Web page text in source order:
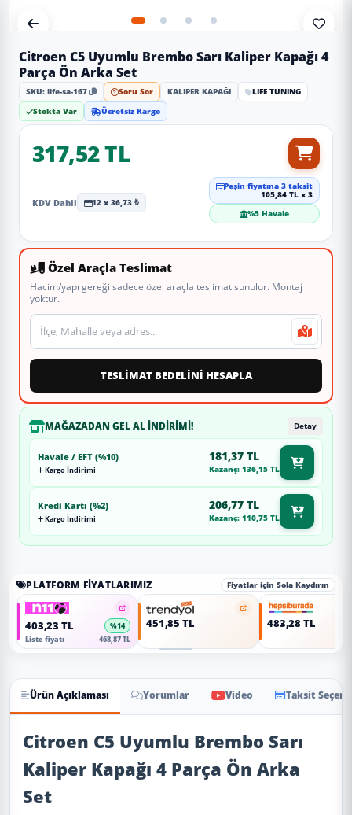
Citroen C5 Uyumlu Brembo Sarı Kaliper Kapağı 4
Parça Ön Arka Set
SKU: life-sa-167 Soru Sor KALIPER KAPAĞI
LIFE TUNING
Stokta Var
Ücretsiz Kargo
317,52 TL
KDV Dahil 12 x 36,73 ₺
Peşin fiyatına 3 taksit
105,84 TL x 3
%5 Havale
Özel Araçla Teslimat
Hacim/yapı gereği sadece özel araçla teslimat sunulur. Montaj
yoktur.
Teslimat veya montaj adresi
TESLİMAT BEDELİNİ HESAPLA
MAĞAZADAN GEL AL İNDIRIMI! Detay
Havale / EFT (%10)
Kargo İndirimi
181,37 TL
Kazanç: 136,15 TL
Kredi Kartı (%2)
Kargo İndirimi
206,77 TL
Kazanç: 110,75 TL
PLATFORM FIYATLARIMIZ Fiyatlar için Sola Kaydırın
403,23 TL
%14
Liste fiyatı
468,87 TL
451,85 TL 483,28 TL
Ürün Açıklaması Yorumlar Video Taksit
Ürün Açıklaması
Citroen C5 Uyumlu Brembo Sarı
Kaliper Kapağı 4 Parça Ön Arka
Set